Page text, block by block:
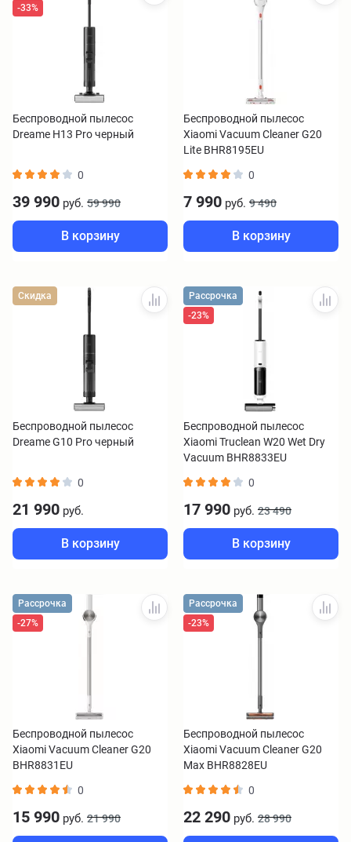
-33%
Беспроводной пылесос
Dreame H13 Pro черный
0
39 990 руб. 59 990
В корзину
Беспроводной пылесос
Xiaomi Vacuum Cleaner G20
Lite BHR8195EU
0
7 990 руб. 9 490
В корзину
Скидка
Беспроводной пылесос
Dreame G10 Pro черный
0
21 990 руб.
В корзину
Рассрочка
-23%
Беспроводной пылесос
Xiaomi Truclean W20 Wet Dry
Vacuum BHR8833EU
0
17 990 руб. 23 490
В корзину
Рассрочка
-27%
Беспроводной пылесос
Xiaomi Vacuum Cleaner G20
BHR8831EU
0
15 990 руб. 21 990
Рассрочка
-23%
Беспроводной пылесос
Xiaomi Vacuum Cleaner G20
Max BHR8828EU
0
22 290 руб. 28 990